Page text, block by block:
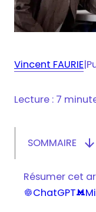
Vincent FAURIE|
Lecture : 7
SOMMAIRE 
Un cercle
Les origines
Résumer cet
ChatGPT